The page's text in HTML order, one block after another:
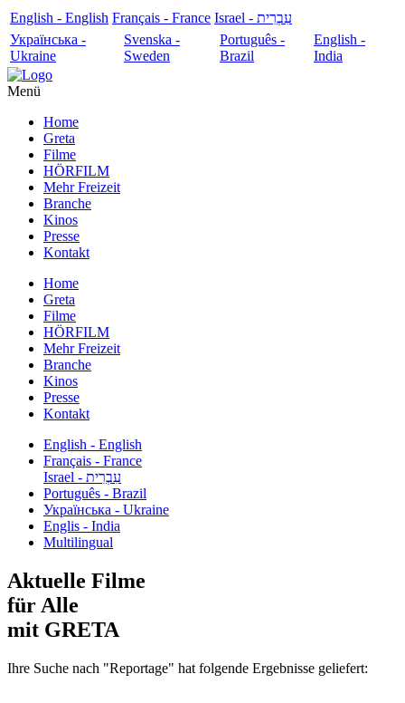
English - English Français - France
עִבְרִית - Israel
Українська -
Ukraine
Svenska -
Sweden
Português -
Brazil
English -
India
Menü
Home
Greta
Filme
HÖRFILM
Mehr Freizeit
Branche
Kinos
Presse
Kontakt
Home
Greta
Filme
HÖRFILM
Mehr Freizeit
Branche
Kinos
Presse
Kontakt
English - English
Français - France
עִבְרִית - Israel
Português - Brazil
Українська - Ukraine
Englis - India
Multilingual
Aktuelle Filme
für Alle
mit GRETA
Ihre Suche nach "Reportage" hat folgende Ergebnisse geliefert: